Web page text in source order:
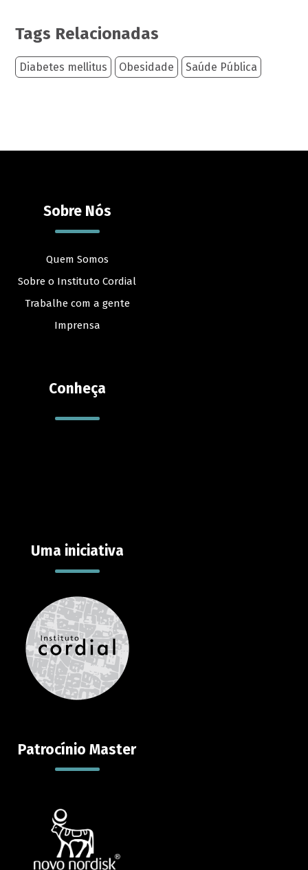
Tags Relacionadas
Diabetes mellitus Obesidade Saúde Pública
Uma iniciativa
Patrocínio Master
Sobre Nós
Quem Somos
Sobre o Instituto Cordial
Trabalhe com a gente
Imprensa
Conheça